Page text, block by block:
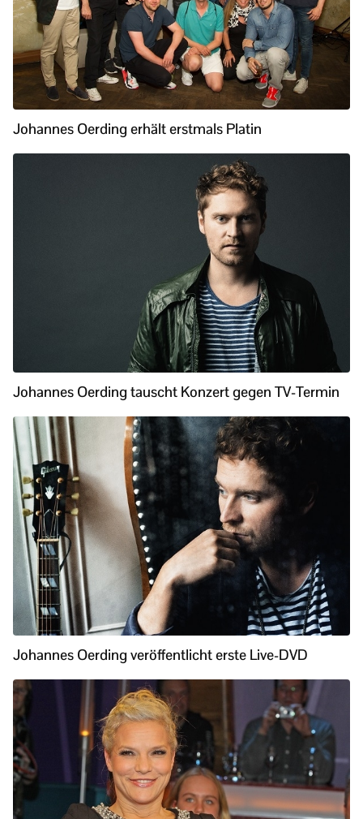
Johannes Oerding erhält erstmals Platin
Johannes Oerding tauscht Konzert gegen TV-Termin
Johannes Oerding veröffentlicht erste Live-DVD